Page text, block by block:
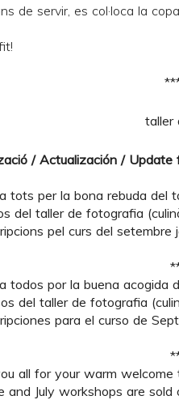
de servir, es col·loca la
/ Actualización / Update
tots per la bona rebuda del
del taller de fotografia
pel curs del setembre
todos por la buena acogida
del taller de fotografia
para el curso de
all for your warm
and July workshops are sold